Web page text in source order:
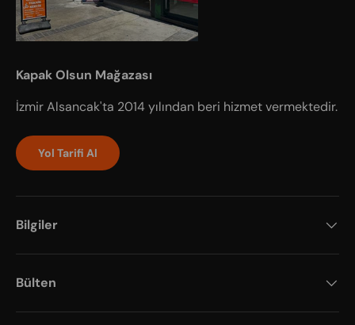
Kapak Olsun Mağazası
İzmir Alsancak'ta 2014 yılından beri hizmet vermektedir.
Yol Tarifi Al
Bilgiler
Bülten